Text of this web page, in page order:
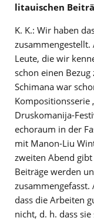
litauischen
K. K.: Wir haben
Leute, die wir
schon einen Bezug
Schimana war
Kompositionsserie
Druskomanija-
echoraum in der
mit Manon-Liu
zweiten Abend
Beiträge werden
dass die Arbeiten
nicht, d. h. dass